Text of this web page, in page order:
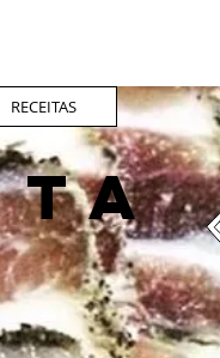
RECEITAS